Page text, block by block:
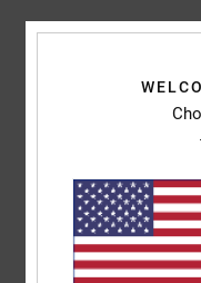
compro.
Mostrar original - Italiano
Comodidad: 5/5 Relación
Material: 5/5 Color: 5/5
Recomiendo este